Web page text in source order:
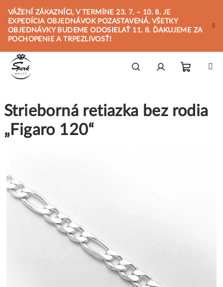
obsah
VÁŽENÍ ZÁKAZNÍCI, V TERMÍNE 23. 7. – 10. 8. JE
EXPEDÍCIA OBJEDNÁVOK POZASTAVENÁ. VŠETKY
OBJEDNÁVKY BUDEME ODOSIELAŤ 11. 8. ĎAKUJEME ZA
POCHOPENIE A TRPEZLIVOSŤ!
košík
Strieborná retiazka bez rodia
„Figaro 120“